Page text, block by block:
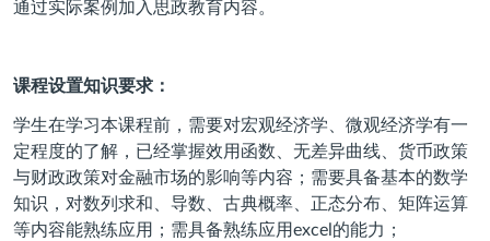
通过实际案例加入思政教育内容。
课程设置知识要求：
学生在学习本课程前，需要对宏观经济学、微观经济学有一
定程度的了解，已经掌握效用函数、无差异曲线、货币政策
与财政政策对金融市场的影响等内容；需要具备基本的数学
知识，对数列求和、导数、古典概率、正态分布、矩阵运算
等内容能熟练应用；需具备熟练应用excel的能力；